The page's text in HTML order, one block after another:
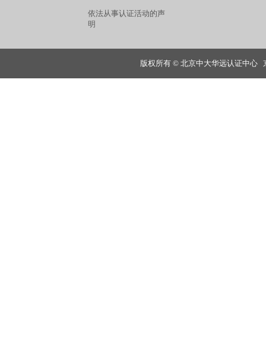
依法从事认证活动的声
明
版权所有 © 北京中大华远认证中心